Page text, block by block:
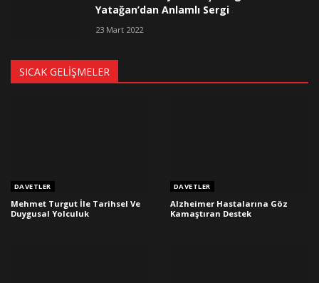
Yatağan’dan Anlamlı Sergi
23 Mart 2022
SICAK GELIŞMELER
DAVETLER
Mehmet Turgut İle Tarihsel Ve
Duygusal Yolculuk
DAVETLER
Alzheimer Hastalarına Göz
Kamaştıran Destek